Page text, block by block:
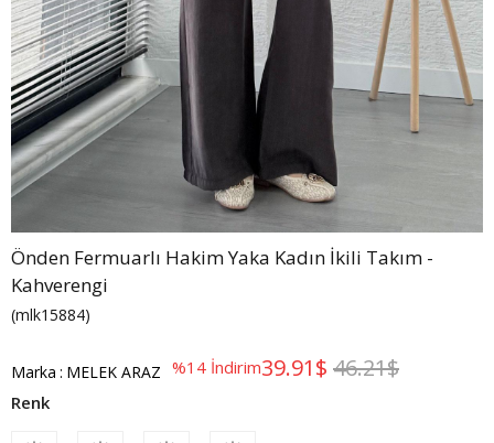
Önden Fermuarlı Hakim Yaka Kadın İkili Takım -
Kahverengi
(mlk15884)
Marka : MELEK ARAZ %14 İndirim 46.21$
39.91$